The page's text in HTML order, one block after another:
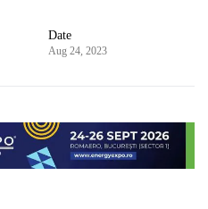
Date
Aug 24, 2023